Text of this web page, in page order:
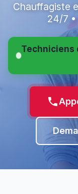
Chauffagiste
24/7
Techniciens